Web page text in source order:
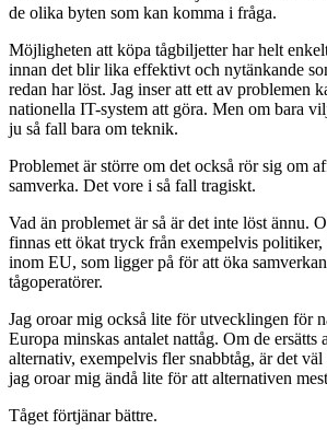
de olika byten som kan komma i fråga.
Möjligheten att köpa tågbiljetter har helt
innan det blir lika effektivt och nytänkande
redan har löst. Jag inser att ett av problemen
nationella IT-system att göra. Men om bara
ju så fall bara om teknik.
Problemet är större om det också rör sig om
samverka. Det vore i så fall tragiskt.
Vad än problemet är så är det inte löst ännu.
finnas ett ökat tryck från exempelvis politiker,
inom EU, som ligger på för att öka
tågoperatörer.
Jag oroar mig också lite för utvecklingen för
Europa minskas antalet nattåg. Om de ersätts
alternativ, exempelvis fler snabbtåg, är det
jag oroar mig ändå lite för att alternativen
Tåget förtjänar bättre.